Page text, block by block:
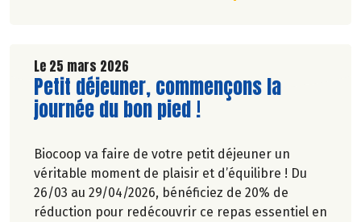
Le 25 mars 2026
Lire la suite de l'article
Petit déjeuner, commençons la
journée du bon pied !
Biocoop va faire de votre petit déjeuner un
véritable moment de plaisir et d’équilibre ! Du
26/03 au 29/04/2026, bénéficiez de 20% de
réduction pour redécouvrir ce repas essentiel en